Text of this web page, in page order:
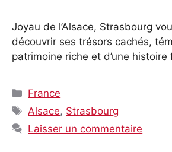
Joyau de l’Alsace, Strasbourg
découvrir ses trésors cachés,
patrimoine riche et d’une histoire
Catégories
France
Étiquettes
Alsace, Strasbourg
Laisser un commentaire